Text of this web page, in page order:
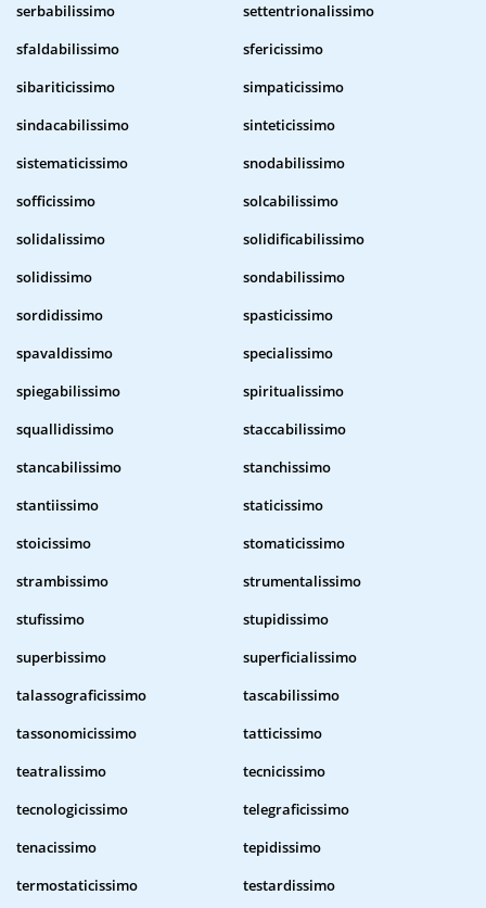
serbabilissimo
settentrionalissimo
sfaldabilissimo
sfericissimo
sibariticissimo
simpaticissimo
sindacabilissimo
sinteticissimo
sistematicissimo
snodabilissimo
sofficissimo
solcabilissimo
solidalissimo
solidificabilissimo
solidissimo
sondabilissimo
sordidissimo
spasticissimo
spavaldissimo
specialissimo
spiegabilissimo
spiritualissimo
squallidissimo
staccabilissimo
stancabilissimo
stanchissimo
stantiissimo
staticissimo
stoicissimo
stomaticissimo
strambissimo
strumentalissimo
stufissimo
stupidissimo
superbissimo
superficialissimo
talassograficissimo
tascabilissimo
tassonomicissimo
tatticissimo
teatralissimo
tecnicissimo
tecnologicissimo
telegraficissimo
tenacissimo
tepidissimo
termostaticissimo
testardissimo